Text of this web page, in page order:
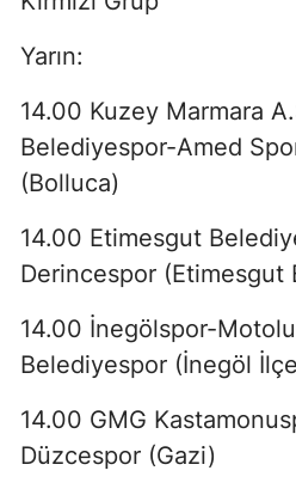
Yarın:
14.00 Kuzey Marmara
Belediyespor-Amed
(Bolluca)
14.00 Etimesgut
Derincespor (Etimesgut
14.00 İnegölspor-
Belediyespor (İnegöl
14.00 GMG
Düzcespor (Gazi)